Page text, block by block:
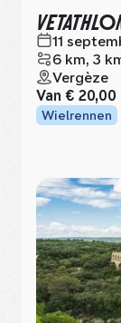
11
6 km, 3
Vergèze
Van € 20,00
Wielrennen